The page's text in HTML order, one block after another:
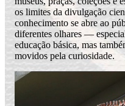
os limites da divulgação
conhecimento se abre ao
diferentes olhares —
educação básica, mas
movidos pela curiosidade.